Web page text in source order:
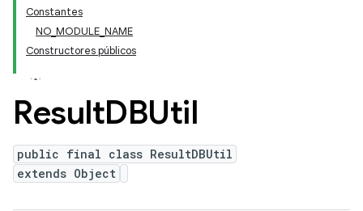
Constantes
NO_MODULE_NAME
Constructores públicos
ResultDBUtil
public final class ResultDBUtil
extends Object